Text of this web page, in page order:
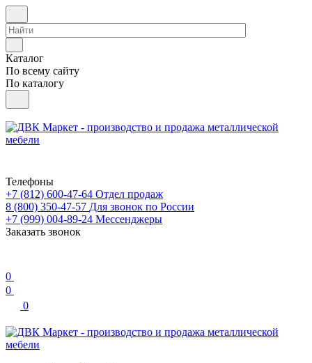
Каталог
По всему сайту
По каталогу
Телефоны
+7 (812) 600-47-64 Отдел продаж
8 (800) 350-47-57 Для звонок по России
+7 (999) 004-89-24 Мессенджеры
Заказать звонок
0
0
0